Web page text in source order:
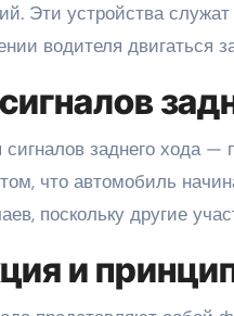
Эти устройства
водителя двигаться
заднего хода —
что автомобиль
поскольку другие
и